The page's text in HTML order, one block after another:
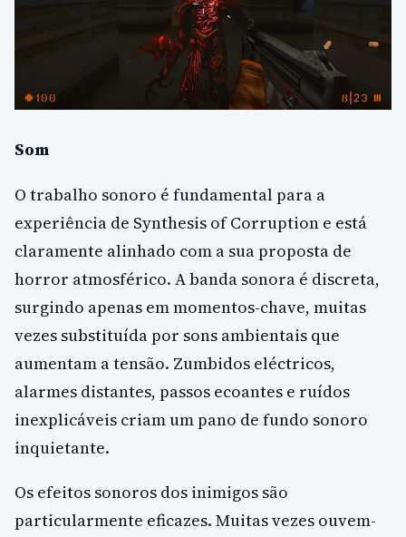
Som
O trabalho sonoro é fundamental para a
experiência de Synthesis of Corruption e está
claramente alinhado com a sua proposta de
horror atmosférico. A banda sonora é discreta,
surgindo apenas em momentos-chave, muitas
vezes substituída por sons ambientais que
aumentam a tensão. Zumbidos eléctricos,
alarmes distantes, passos ecoantes e ruídos
inexplicáveis criam um pano de fundo sonoro
inquietante.
Os efeitos sonoros dos inimigos são
particularmente eficazes. Muitas vezes ouvem-